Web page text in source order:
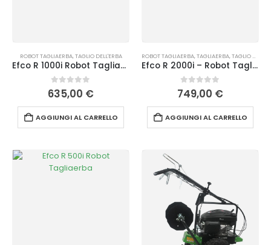
ROBOT TAGLIAERBA,TAGLIO DELL'ERBA
Efco R 1000i Robot Tagliaerba
0Su 5
635,00 €
AGGIUNGI AL CARRELLO
ROBOT TAGLIAERBA,TAGLIAERBA,TAGLIO DELL'ERBA
Efco R 2000i – Robot Tagliaerba
0 Su 5
749,00 €
AGGIUNGI AL CARRELLO